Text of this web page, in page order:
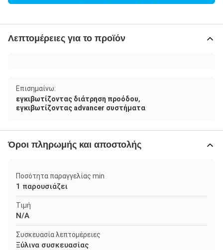
Λεπτομέρειες για το προϊόν
Επισημαίνω:
εγκιβωτίζοντας διάτρηση προόδου,
εγκιβωτίζοντας advancer συστήματα
Όροι πληρωμής και αποστολής
Ποσότητα παραγγελίας min
1 παρουσιάζει
Τιμή
N/A
Συσκευασία λεπτομέρειες
Ξύλινα συσκευασίας